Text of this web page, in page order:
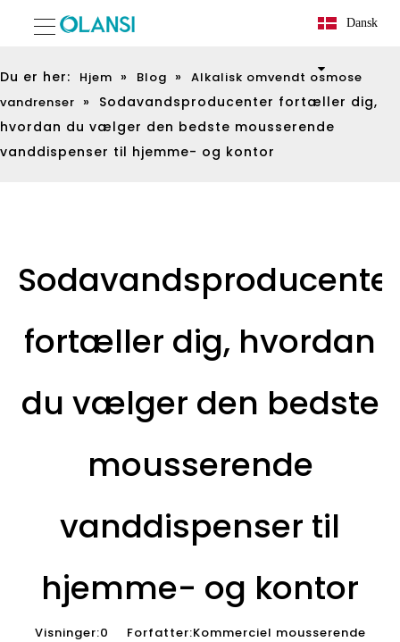
Dansk
Du er her: Hjem » Blog »
Alkalisk omvendt osmose
vandrenser »
Sodavandsproducenter fortæller dig,
hvordan du vælger den bedste mousserende
vanddispenser til hjemme- og kontor
fortæller dig, hvordan
du vælger den bedste
mousserende
vanddispenser til
hjemme- og kontor
Visninger:0 Forfatter:Kommerciel mousserende